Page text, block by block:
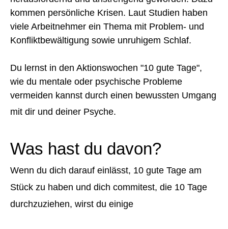
kommen persönliche Krisen. Laut Studien haben
viele Arbeitnehmer ein Thema mit Problem- und
Konfliktbewältigung sowie unruhigem Schlaf.
Du lernst in den Aktionswochen "10 gute Tage",
wie du mentale oder psychische Probleme
vermeiden kannst durch einen bewussten Umgang
mit dir und deiner Psyche.
Was hast du davon?
Wenn du dich darauf einlässt, 10 gute Tage am
Stück zu haben und dich commitest, die 10 Tage
durchzuziehen, wirst du einige